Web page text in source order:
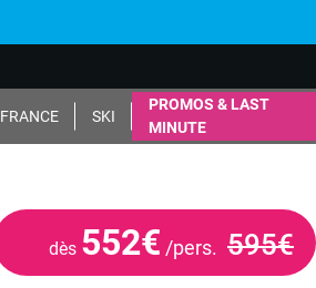
FRANCE SKI
PROMOS & LAST
MINUTE
dès 552€ /pers. 595€